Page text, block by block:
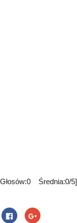
Średnia:0/5]
Click
to
Click
to